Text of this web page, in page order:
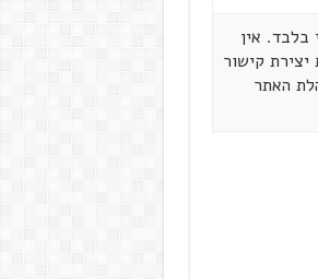
אישי בלבד. אין
קישור
האתר